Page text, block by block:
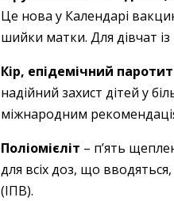
Це нова у Календарі
шийки матки. Для дівчат
Кір, епідемічний
надійний захист дітей у
міжнародним
Поліомієліт – ​п’ять
для всіх доз, що
(ІПВ).